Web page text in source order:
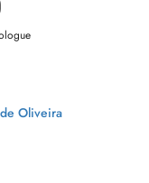
Oliveira